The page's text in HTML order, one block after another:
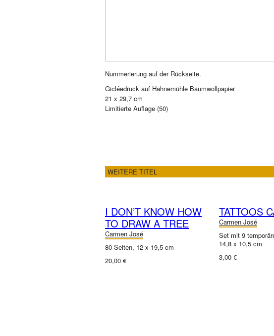
Nummerierung auf der Rückseite.
Gicléedruck auf Hahnemühle Baumwollpapier
21 x 29,7 cm
Limitierte Auflage (50)
WEITERE TITEL
I DON’T KNOW HOW
TO DRAW A TREE
Carmen José
80 Seiten, 12 x 19,5 cm
20,00 €
TATTOOS
Carmen José
Set mit 9
14,8 x 10,5 cm
3,00 €